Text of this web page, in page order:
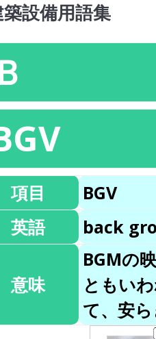
設備用語集
項目
BGV
英語
back
意味
BGMの
ともい
て、安